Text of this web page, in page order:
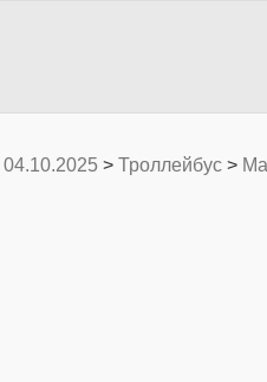
04.10.2025 > Троллейбус >